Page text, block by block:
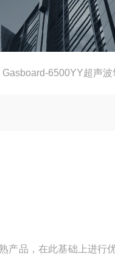
Gasboard-6500YY超声
产品，在此基础上进行